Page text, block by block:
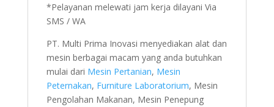
*Pelayanan melewati jam kerja dilayani Via
SMS / WA
PT. Multi Prima Inovasi menyediakan alat dan
mesin berbagai macam yang anda butuhkan
mulai dari Mesin Pertanian, Mesin
Peternakan, Furniture Laboratorium, Mesin
Pengolahan Makanan, Mesin Penepung